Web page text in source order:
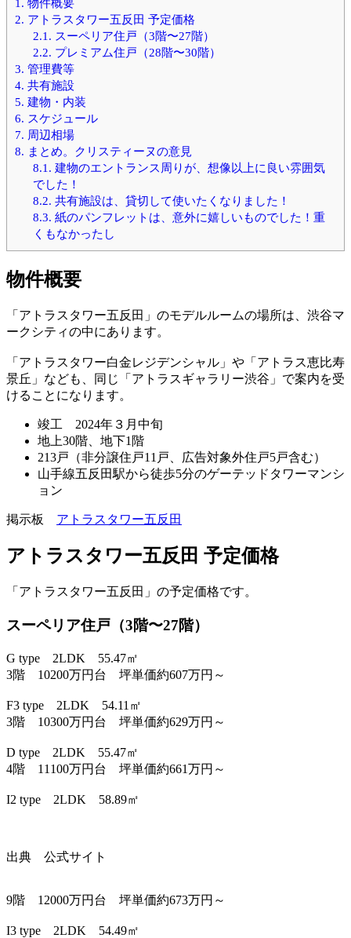
1. 物件概要
2. アトラスタワー五反田 予定価格
2.1. スーペリア住戸（3階〜27階）
2.2. プレミアム住戸（28階〜30階）
3. 管理費等
4. 共有施設
5. 建物・内装
6. スケジュール
7. 周辺相場
8. まとめ。クリスティーヌの意見
8.1. 建物のエントランス周りが、想像以上に良い雰囲気
でした！
8.2. 共有施設は、貸切して使いたくなりました！
8.3. 紙のパンフレットは、意外に嬉しいものでした！重
くもなかったし
物件概要
「アトラスタワー五反田」のモデルルームの場所は、渋谷マ
ークシティの中にあります。
「アトラスタワー白金レジデンシャル」や「アトラス恵比寿
景丘」なども、同じ「アトラスギャラリー渋谷」で案内を受
けることになります。
竣工 2024年３月中旬
地上30階、地下1階
213戸（非分譲住戸11戸、広告対象外住戸5戸含む）
山手線五反田駅から徒歩5分のゲーテッドタワーマンシ
ョン
掲示板 アトラスタワー五反田
アトラスタワー五反田 予定価格
「アトラスタワー五反田」の予定価格です。
スーペリア住戸（3階〜27階）
G type 2LDK 55.47㎡
3階 10200万円台 坪単価約607万円～
F3 type 2LDK 54.11㎡
3階 10300万円台 坪単価約629万円～
D type 2LDK 55.47㎡
4階 11100万円台 坪単価約661万円～
I2 type 2LDK 58.89㎡
出典 公式サイト
9階 12000万円台 坪単価約673万円～
I3 type 2LDK 54.49㎡